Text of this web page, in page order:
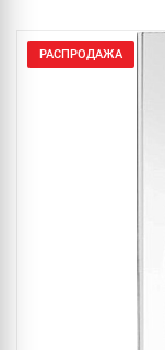
РАСПРОДАЖА